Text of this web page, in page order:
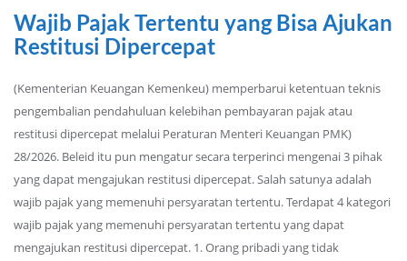
Wajib Pajak Tertentu yang Bisa Ajukan
Restitusi Dipercepat
(Kementerian Keuangan Kemenkeu) memperbarui ketentuan teknis
pengembalian pendahuluan kelebihan pembayaran pajak atau
restitusi dipercepat melalui Peraturan Menteri Keuangan PMK)
28/2026. Beleid itu pun mengatur secara terperinci mengenai 3 pihak
yang dapat mengajukan restitusi dipercepat. Salah satunya adalah
wajib pajak yang memenuhi persyaratan tertentu. Terdapat 4 kategori
wajib pajak yang memenuhi persyaratan tertentu yang dapat
mengajukan restitusi dipercepat. 1. Orang pribadi yang tidak